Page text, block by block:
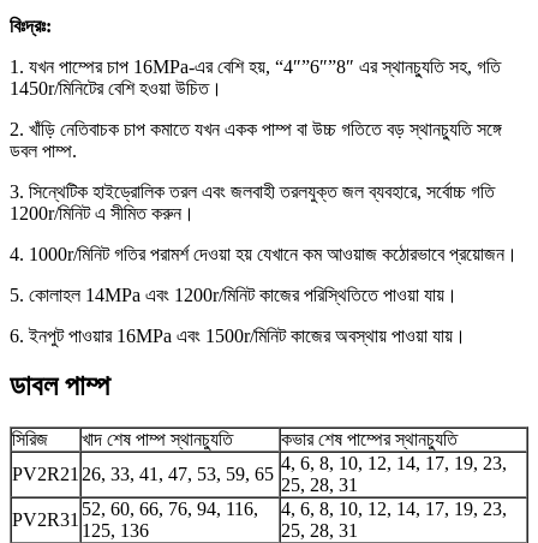
বিঃদ্রঃ:
1. যখন পাম্পের চাপ 16MPa-এর বেশি হয়, “4″”6″”8″ এর স্থানচ্যুতি সহ, গতি
1450r/মিনিটের বেশি হওয়া উচিত।
2. খাঁড়ি নেতিবাচক চাপ কমাতে যখন একক পাম্প বা উচ্চ গতিতে বড় স্থানচ্যুতি সঙ্গে
ডবল পাম্প.
3. সিন্থেটিক হাইড্রোলিক তরল এবং জলবাহী তরলযুক্ত জল ব্যবহারে, সর্বোচ্চ গতি
1200r/মিনিট এ সীমিত করুন।
4. 1000r/মিনিট গতির পরামর্শ দেওয়া হয় যেখানে কম আওয়াজ কঠোরভাবে প্রয়োজন।
5. কোলাহল 14MPa এবং 1200r/মিনিট কাজের পরিস্থিতিতে পাওয়া যায়।
6. ইনপুট পাওয়ার 16MPa এবং 1500r/মিনিট কাজের অবস্থায় পাওয়া যায়।
ডাবল পাম্প
সিরিজ খাদ শেষ পাম্প স্থানচ্যুতি
কভার শেষ পাম্পের স্থানচ্যুতি
PV2R21 26, 33, 41, 47, 53, 59, 65
4, 6, 8, 10, 12, 14, 17, 19, 23,
25, 28, 31
PV2R31
52, 60, 66, 76, 94, 116,
125, 136
4, 6, 8, 10, 12, 14, 17, 19, 23,
25, 28, 31